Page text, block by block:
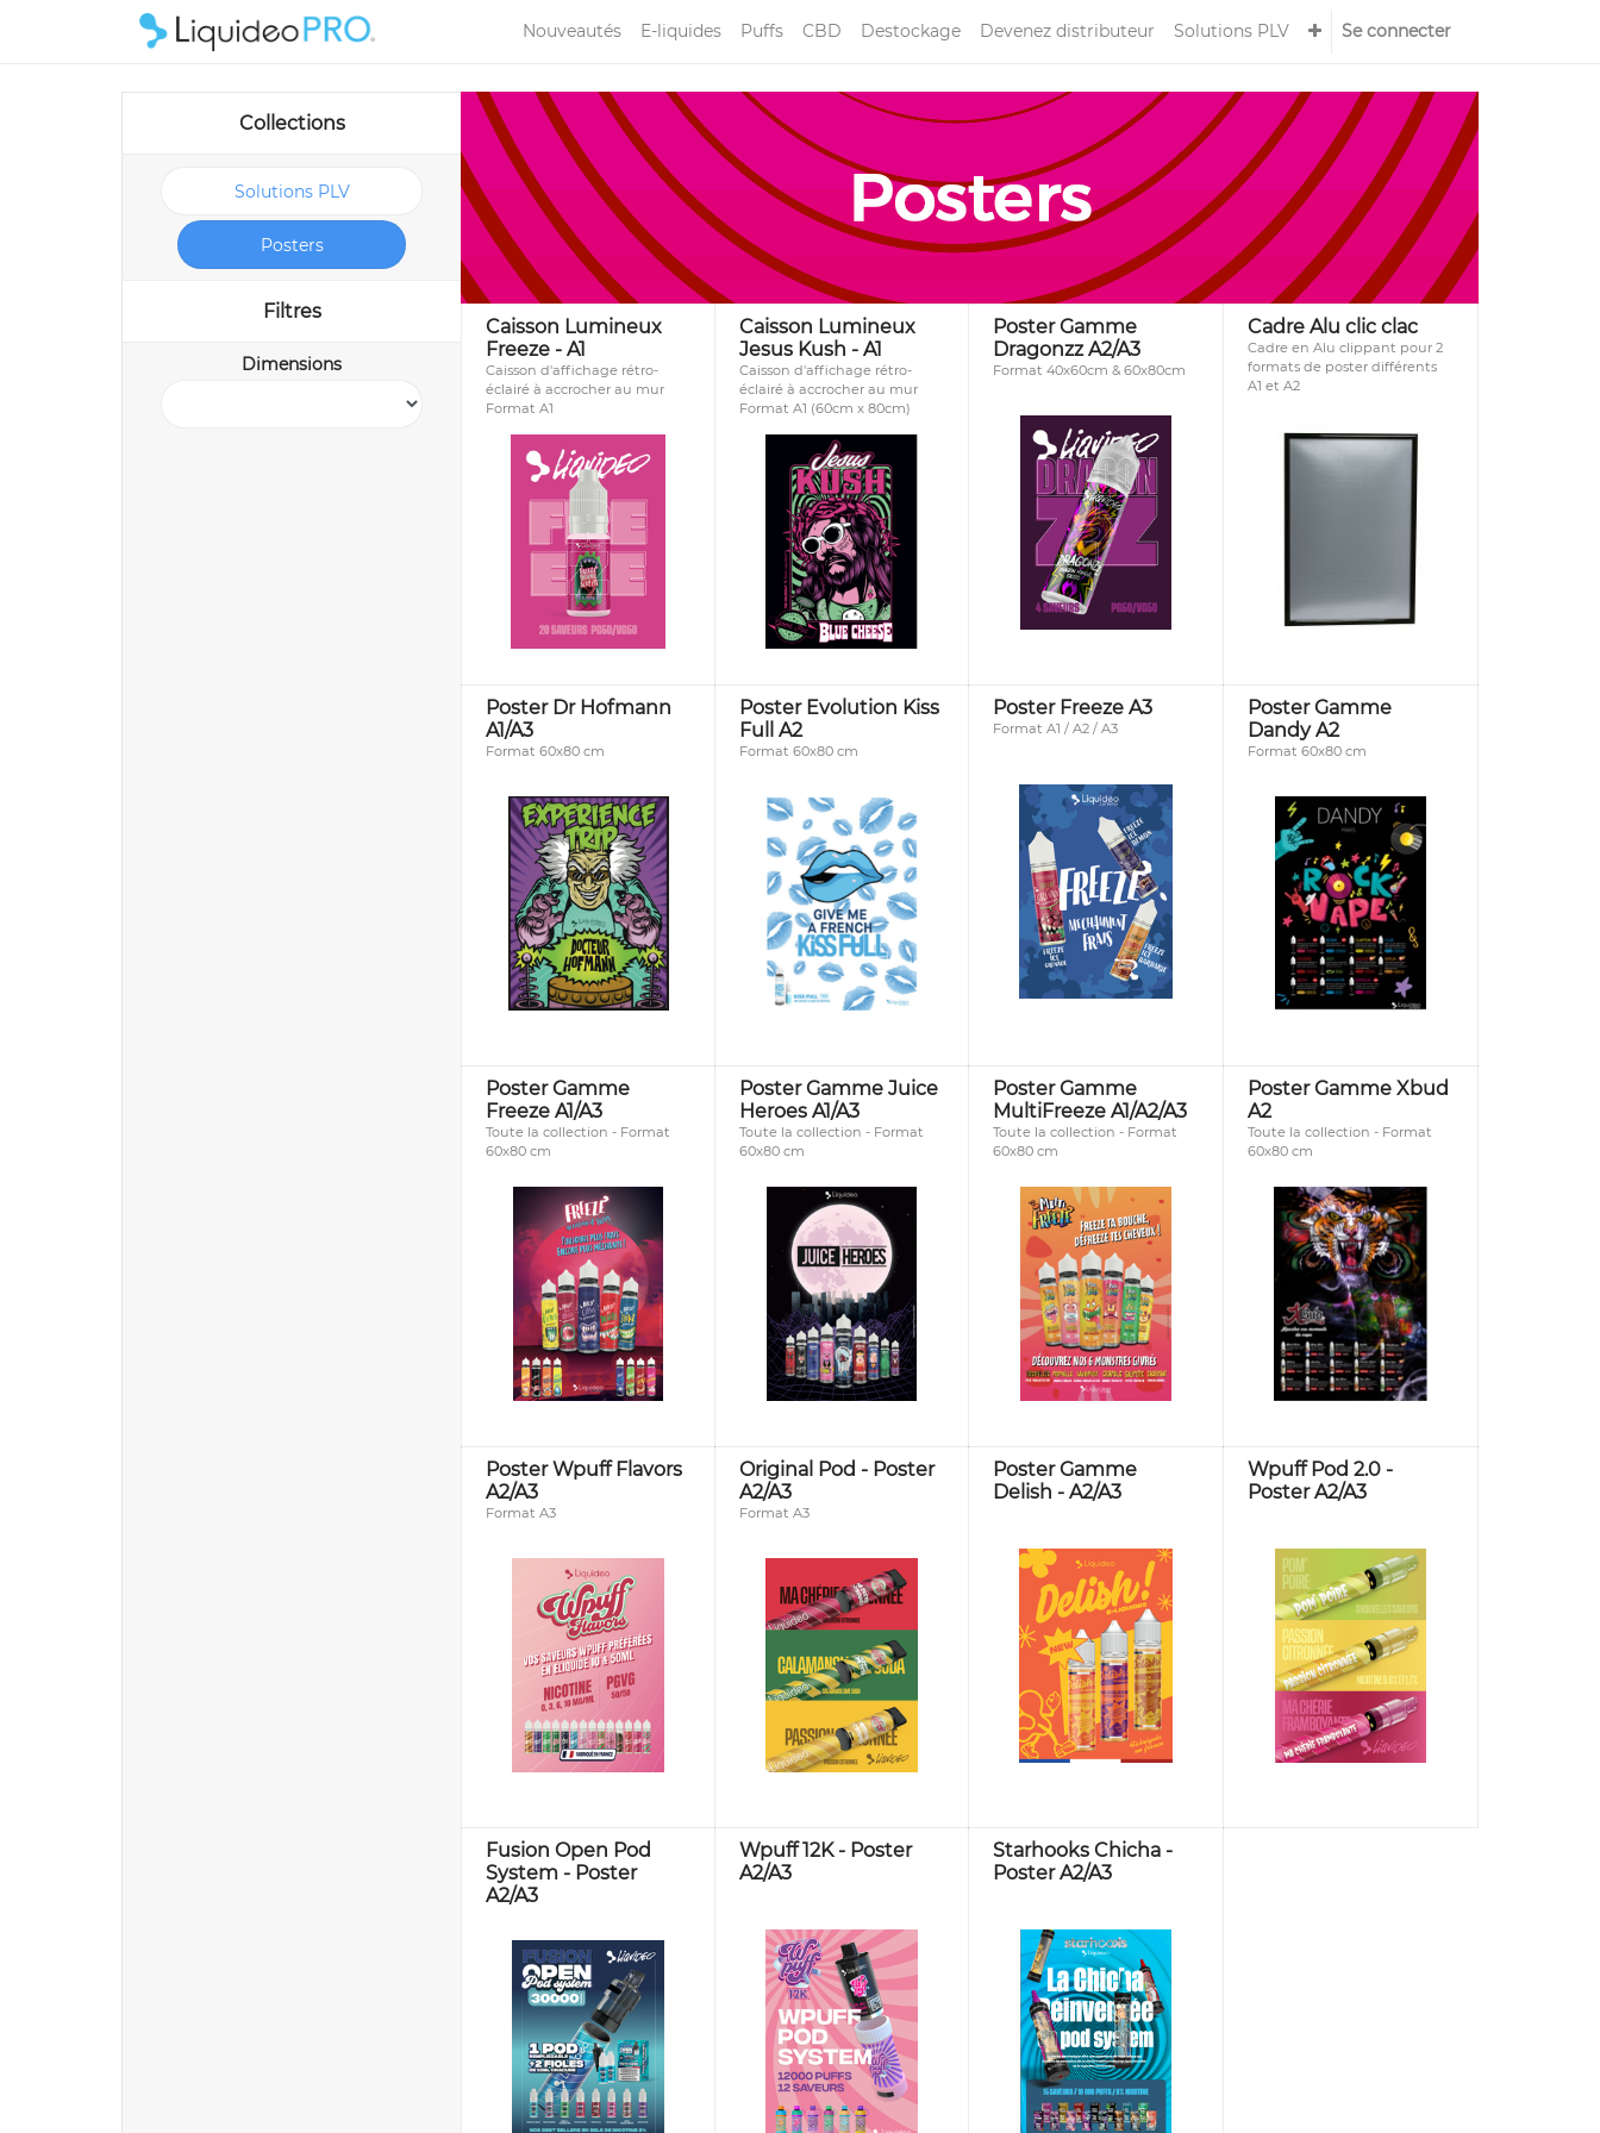
Nouveautés E-liquides Puffs CBD Destockage Devenez distributeur Solutions PLV Se connecter
Collections
Solutions PLV
Posters
Filtres
Dimensions
Caisson Lumineux
Freeze - A1
Caisson d'affichage rétro-
éclairé à accrocher au mur
Format A1
Caisson Lumineux
Jesus Kush - A1
Caisson d'affichage rétro-
éclairé à accrocher au mur
Format A1 (60cm x 80cm)
Poster Gamme
Dragonzz A2/A3
Format 40x60cm & 60x80cm
Cadre Alu clic clac
Cadre en Alu clippant pour 2
formats de poster différents
A1 et A2
Poster Dr Hofmann
A1/A3
Format 60x80 cm
Poster Evolution Kiss
Full A2
Format 60x80 cm
Poster Freeze A3
Format A1 / A2 / A3
Poster Gamme
Dandy A2
Format 60x80 cm
Poster Gamme
Freeze A1/A3
Toute la collection - Format
60x80 cm
Poster Gamme Juice
Heroes A1/A3
Toute la collection - Format
60x80 cm
Poster Gamme
MultiFreeze A1/A2/A3
Toute la collection - Format
60x80 cm
Poster Gamme Xbud
A2
Toute la collection - Format
60x80 cm
Poster Wpuff Flavors
A2/A3
Format A3
Original Pod - Poster
A2/A3
Format A3
Poster Gamme
Delish - A2/A3
Wpuff Pod 2.0 -
Poster A2/A3
Fusion Open Pod
System - Poster
A2/A3
Wpuff 12K - Poster
A2/A3
Starhooks Chicha -
Poster A2/A3